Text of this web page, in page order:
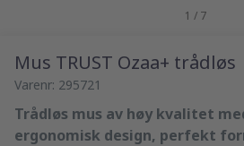
1 / 7
Mus TRUST Ozaa+ trådløs
Varenr: 295721
Trådløs mus av høy kvalitet
ergonomisk design, perfekt